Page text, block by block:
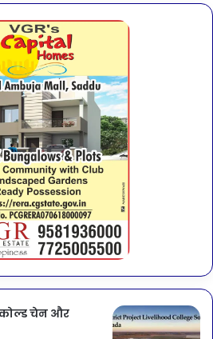
कोल्ड चेन और